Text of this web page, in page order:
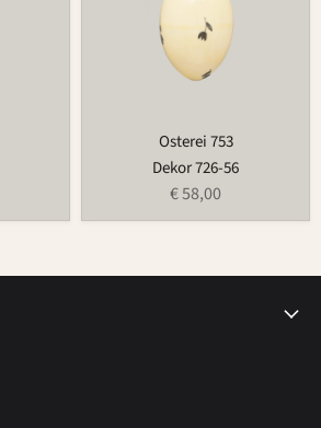
Osterei 753
Dekor 726-56
€ 58,00